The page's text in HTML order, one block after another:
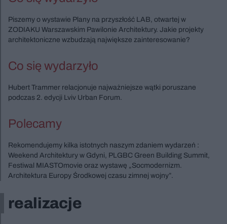
Piszemy o wystawie Plany na przyszłość LAB, otwartej w
ZODIAKU Warszawskim Pawilonie Architektury. Jakie projekty
architektoniczne wzbudzają największe zainteresowanie?
Co się wydarzyło
Hubert Trammer relacjonuje najważniejsze wątki poruszane
podczas 2. edycji Lviv Urban Forum.
Polecamy
Rekomendujemy kilka istotnych naszym zdaniem wydarzeń :
Weekend Architektury w Gdyni, PLGBC Green Building Summit,
Festiwal MIASTOmovie oraz wystawę „Socmodernizm.
Architektura Europy Środkowej czasu zimnej wojny”.
realizacje